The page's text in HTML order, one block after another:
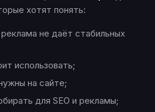
хотят понять:
не даёт стабильных
использовать;
на сайте;
для SEO и рекламы;